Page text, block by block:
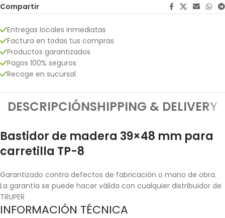
Compartir
Entregas locales inmediatas
Factura en todas tus compras
Productos garantizados
Pagos 100% seguros
Recoge en sucursal
DESCRIPCIÓNSHIPPING & DELIVERY
Bastidor de madera 39×48 mm para
carretilla TP-8
Garantizado contra defectos de fabricación o mano de obra.
La garantía se puede hacer válida con cualquier distribuidor de
TRUPER
INFORMACIÓN TÉCNICA